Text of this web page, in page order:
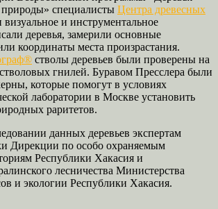
специалисты Центра древесных
визуальное и инструментальное
деревья, замерили основные
координаты места произрастания.
стволы деревьев были проверены на
гнилей. Буравом Пресслера были
которые помогут в условиях
лаборатории в Москве установить
раритетов.
данных деревьев экспертам
Дирекции по особо охраняемым
Республики Хакасия и
лесничества Министерства
и экологии Республики Хакасия.